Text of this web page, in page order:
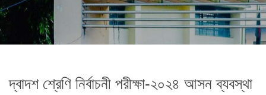
দ্বাদশ শ্রেণি নির্বাচনী পরীক্ষা-২০২৪ আসন ব্যবস্থা